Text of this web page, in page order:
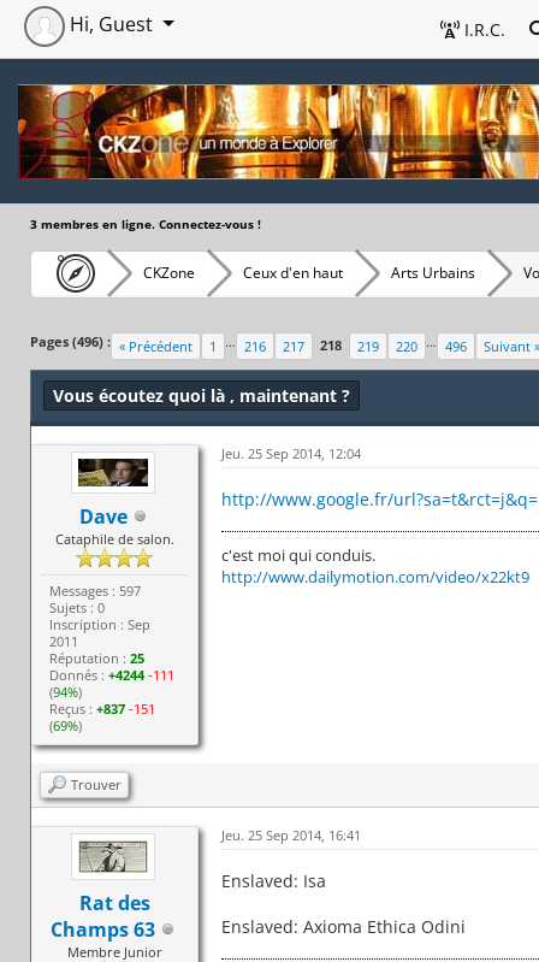
I.R.C.
Hi, Guest
3 membres en ligne. Connectez-vous !
CKZone Ceux d'en haut Arts Urbains
Pages (496) : « Précédent 1 … 216 217 218 219 220 … 496 Suivant »
Vous écoutez quoi là , maintenant ?
Dave
Cataphile de salon.
Messages : 597
Sujets : 0
Inscription : Sep
2011
Réputation :25
Donnés :+4244 -111
(94%)
Reçus :+837 -151
(69%)
Jeu. 25 Sep 2014, 12:04
http://www.google.fr/
c'est moi qui conduis.
http://www.dailymotion.com/video/x22kt9
Trouver
Rat des
Champs 63
Membre Junior
Jeu. 25 Sep 2014, 16:41
Enslaved: Isa
Enslaved: Axioma Ethica Odini